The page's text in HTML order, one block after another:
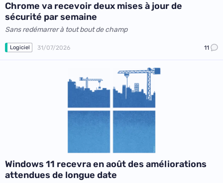
Chrome va recevoir deux mises à jour de
sécurité par semaine
Sans redémarrer à tout bout de champ
Logiciel 31/07/2026 11
Windows 11 recevra en août des améliorations
attendues de longue date